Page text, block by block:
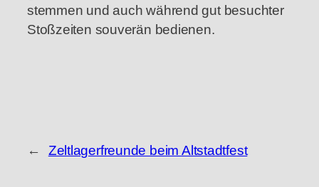
stemmen und auch während gut besuchter
Stoßzeiten souverän bedienen.
← Zeltlagerfreunde beim Altstadtfest